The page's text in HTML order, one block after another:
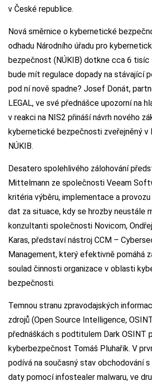
v České republice.
Nová směrnice o kybernetické
odhadu Národního úřadu pro
bezpečnost (NÚKIB) dotkne cca 6 tisíc
bude mít regulace dopady na stávající
pod ní nově spadne? Josef Donát,
LEGAL, ve své přednášce upozorní na
v reakci na NIS2 přináší návrh nového
kybernetické bezpečnosti zveřejněný v
NÚKIB.
Desatero spolehlivého zálohování
Mittelmann ze společnosti Veeam
kritéria výběru, implementace a
dat za situace, kdy se hrozby neustále
konzultanti společnosti Novicom,
Karas, představí nástroj CCM –
Management, který efektivně pomáhá
soulad činnosti organizace v oblasti
bezpečnosti.
Temnou stranu zpravodajských
zdrojů (Open Source Intelligence,
přednáškách s podtitulem Dark OSINT
kyberbezpečnost Tomáš Pluhařík. V
podívá na současný stav obchodování
daty pomocí infostealer malwaru, ve